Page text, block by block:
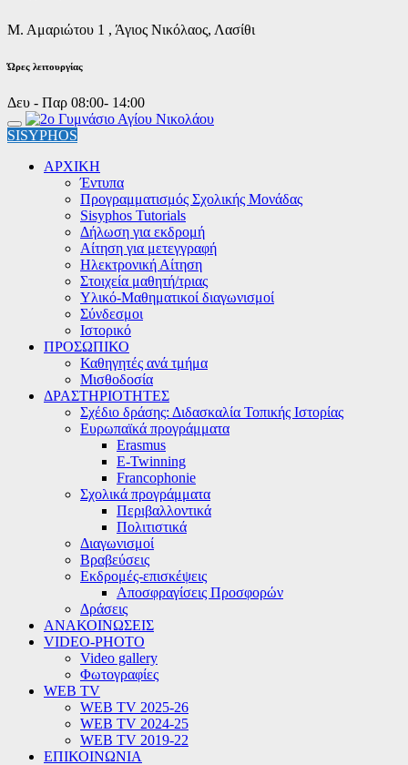
Μ. Αμαριώτου 1 , Άγιος Νικόλαος, Λασίθι
Ώρες λειτουργίας
Δευ - Παρ 08:00- 14:00
SISYPHOS
ΑΡΧΙΚΗ
Έντυπα
Προγραμματισμός Σχολικής Μονάδας
Sisyphos Tutorials
Δήλωση για εκδρομή
Αίτηση για μετεγγραφή
Ηλεκτρονική Αίτηση
Στοιχεία μαθητή/τριας
Υλικό-Μαθηματικοί διαγωνισμοί
Σύνδεσμοι
Ιστορικό
ΠΡΟΣΩΠΙΚΟ
Καθηγητές ανά τμήμα
Μισθοδοσία
ΔΡΑΣΤΗΡΙΟΤΗΤΕΣ
Σχέδιο δράσης: Διδασκαλία Τοπικής Ιστορίας
Ευρωπαϊκά προγράμματα
Erasmus
E-Twinning
Francophonie
Σχολικά προγράμματα
Περιβαλλοντικά
Πολιτιστικά
Διαγωνισμοί
Βραβεύσεις
Εκδρομές-επισκέψεις
Αποσφραγίσεις Προσφορών
Δράσεις
ΑΝΑΚΟΙΝΩΣΕΙΣ
VIDEO-PHOTO
Video gallery
Φωτογραφίες
WEB TV
WEB TV 2025-26
WEB TV 2024-25
WEB TV 2019-22
ΕΠΙΚΟΙΝΩΝΙΑ